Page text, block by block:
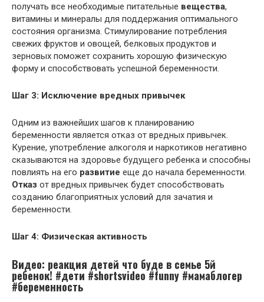
получать все необходимые питательные вещества,
витамины и минералы для поддержания оптимального
состояния организма. Стимулирование потребления
свежих фруктов и овощей, белковых продуктов и
зерновых поможет сохранить хорошую физическую
форму и способствовать успешной беременности.
Шаг 3: Исключение вредных привычек
Одним из важнейших шагов к планированию
беременности является отказ от вредных привычек.
Курение, употребление алкоголя и наркотиков негативно
сказываются на здоровье будущего ребенка и способны
повлиять на его развитие еще до начала беременности.
Отказ от вредных привычек будет способствовать
созданию благоприятных условий для зачатия и
беременности.
Шаг 4: Физическая активность
Видео: реакция детей что буде в семье 5й
ребенок! #дети #shortsvideo #funny #мамаблогер
#беременность